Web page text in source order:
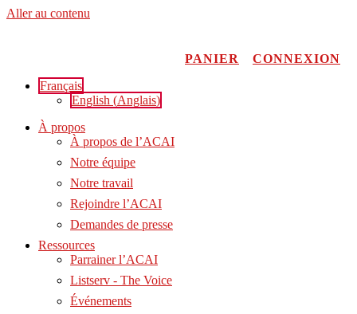
Aller au contenu
PANIER
CONNEXION
Français
English (Anglais)
À propos
À propos de l’ACAI
Notre équipe
Notre travail
Rejoindre l’ACAI
Demandes de presse
Ressources
Parrainer l’ACAI
Listserv - The Voice
Événements